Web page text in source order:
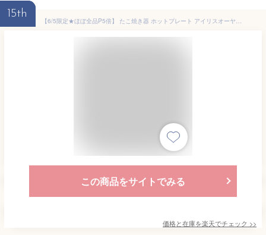
15th
【6/5限定★ほぼ全品P5倍】 たこ焼き器 ホットプレート アイリスオーヤマたこ焼きプレート 2way タコ焼き機 着脱式 たこ焼きプレート付 たこ焼き器 おしゃれ コンパクト 一人暮らし 24穴 プレート 丸洗い可能 送料無料 PHP-24W-R【kmtt】
この商品をサイトでみる
価格と在庫を楽天でチェック >>